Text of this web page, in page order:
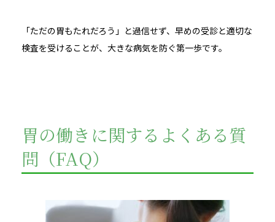
「ただの胃もたれだろう」と過信せず、早めの受診と適切な
検査を受けることが、大きな病気を防ぐ第一歩です。
胃の働きに関するよくある質
問（FAQ）